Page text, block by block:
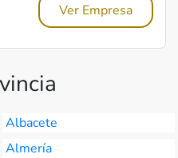
Ver Empresa
Albacete
Almería